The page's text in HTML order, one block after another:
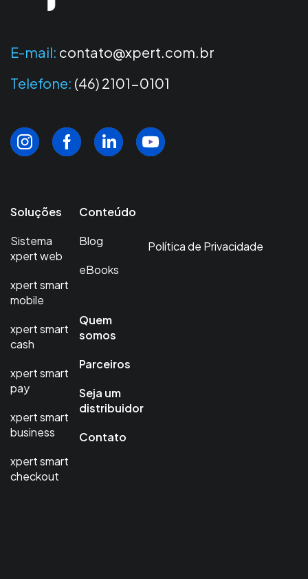
E-mail: contato@xpert.com.br
Telefone: (46) 2101-0101
Soluções
Sistema
xpert web
xpert smart
mobile
xpert smart
cash
xpert smart
pay
xpert smart
business
xpert smart
checkout
Conteúdo
Blog
eBooks
Quem
somos
Parceiros
Seja um
distribuidor
Contato
Política de Privacidade